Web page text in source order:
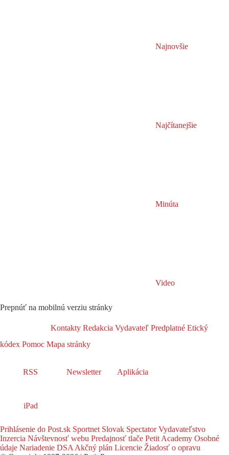
Najnovšie
Najčítanejšie
Minúta
Video
Prepnúť na mobilnú verziu stránky
Kontakty Redakcia Vydavateľ Predplatné Etický
kódex Pomoc Mapa stránky
RSS Newsletter Aplikácia
iPad
Prihlásenie do Post.sk Sportnet Slovak SpectatorVydavateľstvo
Inzercia Návštevnosť webu Predajnosť tlače Petit Academy Osobné
údaje Nariadenie DSA Akčný plán Licencie Žiadosť o opravu